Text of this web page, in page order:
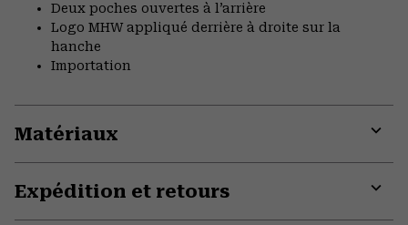
Deux poches ouvertes à l’arrière
Logo MHW appliqué derrière à droite sur la
hanche
Importation
Matériaux
Expédition et retours